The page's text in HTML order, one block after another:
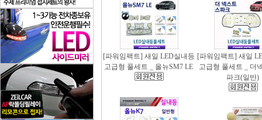
[파워임팩트] 새일 LED실내등
고급형 풀세트 _ 올뉴SM7 LE
[파워임팩트] 새일
고급형 풀세트 _ 더
파크(일반)